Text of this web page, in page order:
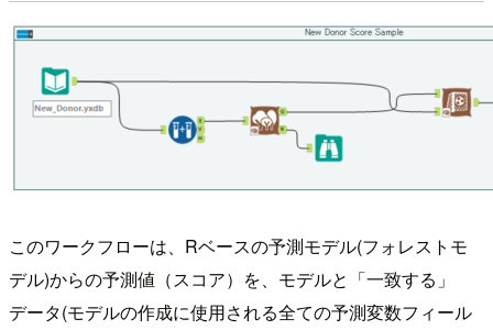
このワークフローは、Rベースの予測モデル(フォレストモ
デル)からの予測値（スコア）を、モデルと「一致する」
データ(モデルの作成に使用される全ての予測変数フィール